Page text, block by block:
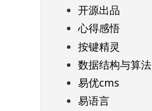
开源出品
心得感悟
按键精灵
数据结构与算法
易优cms
易语言